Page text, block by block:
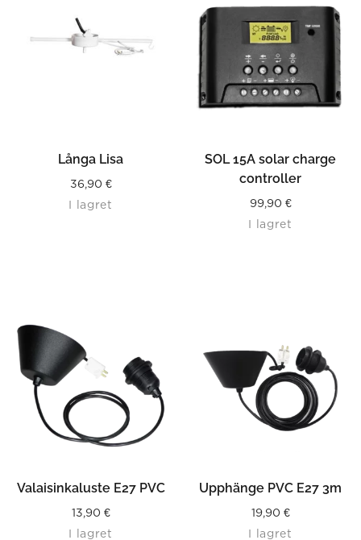
Långa Lisa
36,90 €
I lagret
SOL 15A solar charge
controller
99,90 €
I lagret
Valaisinkaluste E27 PVC
13,90 €
I lagret
Upphänge PVC E27 3m
19,90 €
I lagret